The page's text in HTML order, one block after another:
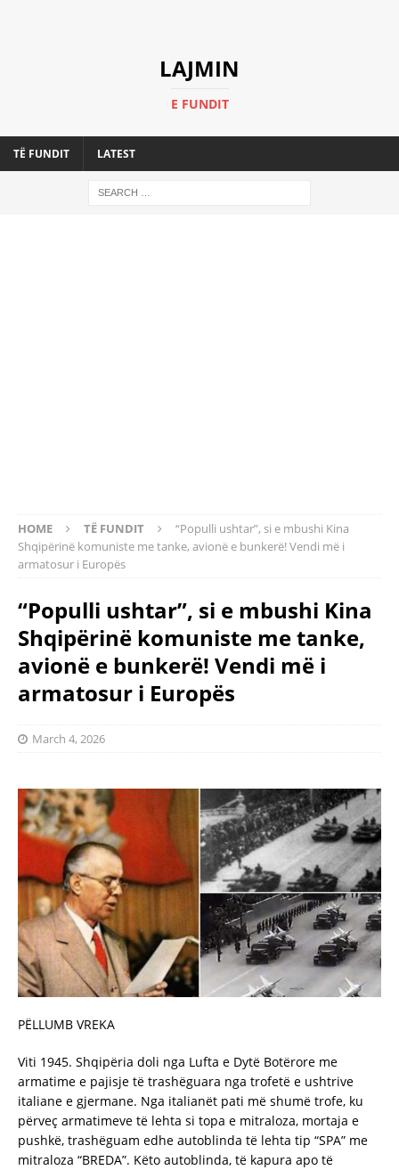
LAJMIN
E FUNDIT
TË FUNDIT LATEST
HOME TË FUNDIT
“Populli ushtar”, si e mbushi Kina
Shqipërinë komuniste me tanke, avionë e bunkerë! Vendi më i
armatosur i Europës
“Populli ushtar”, si e mbushi Kina
Shqipërinë komuniste me tanke,
avionë e bunkerë! Vendi më i
armatosur i Europës
March 4, 2026
PËLLUMB VREKA
Viti 1945. Shqipëria doli nga Lufta e Dytë Botërore me
armatime e pajisje të trashëguara nga trofetë e ushtrive
italiane e gjermane. Nga italianët pati më shumë trofe, ku
përveç armatimeve të lehta si topa e mitraloza, mortaja e
pushkë, trashëguam edhe autoblinda të lehta tip “SPA” me
mitraloza “BREDA”. Këto autoblinda, të kapura apo të